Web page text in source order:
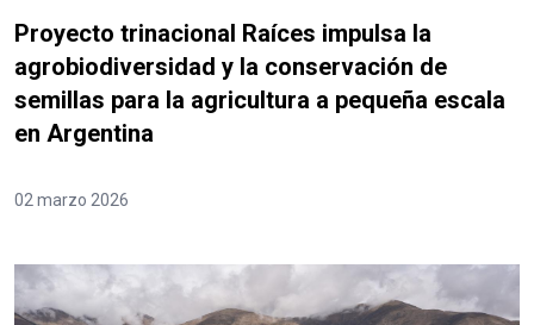
Proyecto trinacional Raíces impulsa la
agrobiodiversidad y la conservación de
semillas para la agricultura a pequeña escala
en Argentina
02 marzo 2026